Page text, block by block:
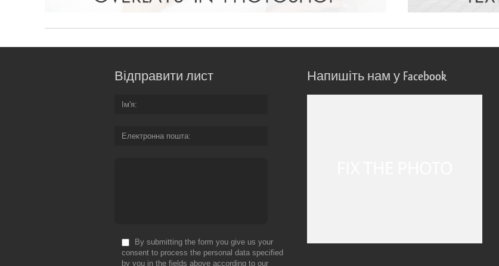
Відправити лист
Ім'я
Електронна пошта
By submitting the form you give us your
consent to process the personal data specified
by you in the fields above according to our
Напишіть нам у Facebook